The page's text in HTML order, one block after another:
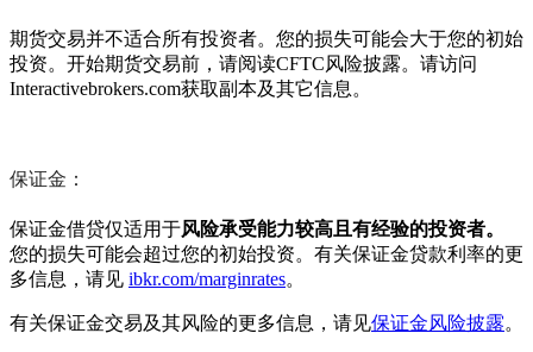
期货交易并不适合所有投资者。您的损失可能会大于您的初始
投资。开始期货交易前，请阅读CFTC风险披露。请访问
Interactivebrokers.com获取副本及其它信息。
保证金：
保证金借贷仅适用于风险承受能力较高且有经验的投资者。
您的损失可能会超过您的初始投资。有关保证金贷款利率的更
多信息，请见 ibkr.com/marginrates。
有关保证金交易及其风险的更多信息，请见保证金风险披露。